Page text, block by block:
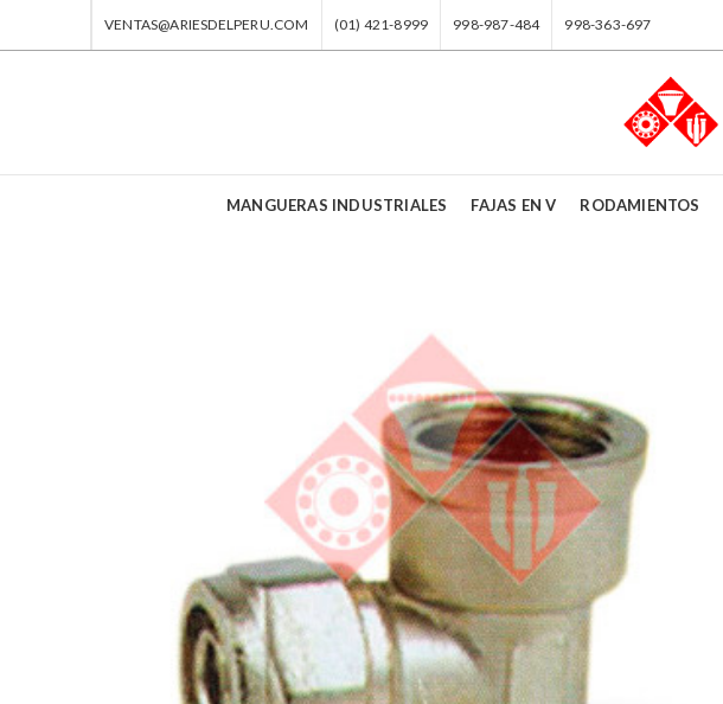
VENTAS@ARIESDELPERU.COM (01) 421-8999 998-987-484 998-363-697
MANGUERAS INDUSTRIALES FAJAS EN V RODAMIENTOS